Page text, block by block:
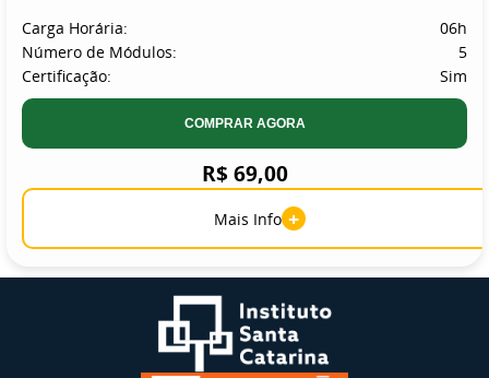
Carga Horária:
06h
Número de Módulos:
5
Certificação:
Sim
COMPRAR AGORA
R$ 69,00
Mais Info +